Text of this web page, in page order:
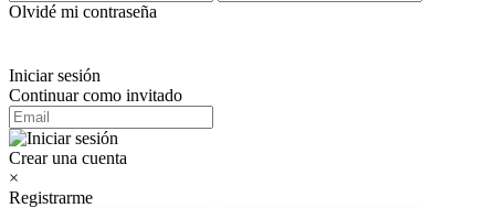
Olvidé mi contraseña
Iniciar sesión
Continuar como invitado
Crear una cuenta
×
Registrarme